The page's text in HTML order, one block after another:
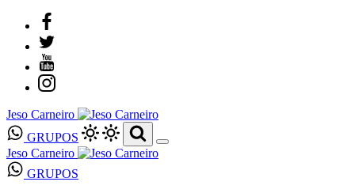
Jeso Carneiro
GRUPOS
Jeso Carneiro
GRUPOS